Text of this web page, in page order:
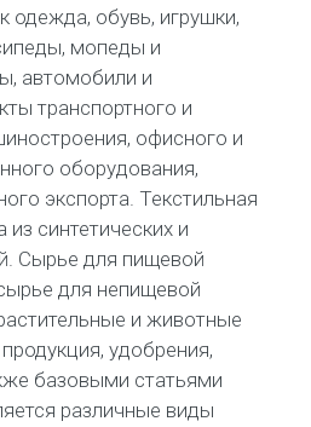
одежда, обувь, игрушки,
мопеды и
автомобили и
транспортного и
офисного и
оборудования,
экспорта. Текстильная
синтетических и
Сырье для пищевой
для непищевой
и животные
удобрения,
базовыми статьями
различные виды